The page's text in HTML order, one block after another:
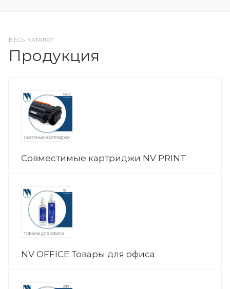
ВЕСЬ КАТАЛОГ
Продукция
Совместимые картриджи NV PRINT
NV OFFICE Товары для офиса